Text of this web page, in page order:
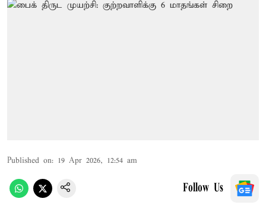
Published on: 19 Apr 2026, 12:54 am
Follow Us